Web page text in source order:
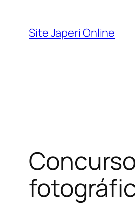
Site Japeri Online